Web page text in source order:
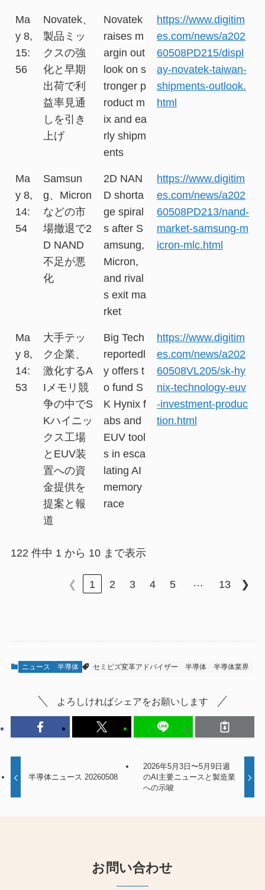
Ma
y 8,
15:
56
Novatek、
製品ミッ
クスの強
化と早期
出荷で利
益率見通
しを引き
上げ
Novatek
raises m
argin out
look on s
tronger p
roduct m
ix and ea
rly shipm
ents
https://www.digitim
es.com/news/a202
60508PD215/displ
ay-novatek-taiwan-
shipments-outlook.
html
Ma
y 8,
14:
54
Samsun
g、Micron
などの市
場撤退で2
D NAND
不足が悪
化
2D NAN
D shorta
ge spiral
s after S
amsung,
Micron,
and rival
s exit ma
rket
https://www.digitim
es.com/news/a202
60508PD213/nand-
market-samsung-m
icron-mlc.html
Ma
y 8,
14:
53
大手テッ
ク企業、
激化するA
Iメモリ競
争の中でS
Kハイニッ
クス工場
とEUV装
置への資
金提供を
提案と報
道
Big Tech
reportedl
y offers t
o fund S
K Hynix f
abs and
EUV tool
s in esca
lating AI
memory
race
https://www.digitim
es.com/news/a202
60508VL205/sk-hy
nix-technology-euv
-investment-produc
tion.html
122 件中 1 から 10 まで表示
❮ 1 2 3 4 5 … 13 ❯
ニュース 半導体 セミビズ変革アドバイザー 半導体 半導体業界
よろしければシェアをお願いします
半導体ニュース 20260508
2026年5月3日〜5月9日週
のAI主要ニュースと製造業
への示唆
お問い合わせ